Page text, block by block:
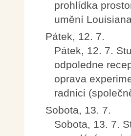
prohlídka
umění
Pátek, 12. 7.
Pátek, 12. 7.
odpoledne
oprava
radnici
Sobota, 13. 7.
Sobota, 13. 7.